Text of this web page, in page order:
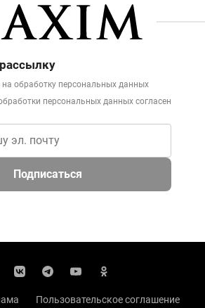
на обработку персональных данных
персональных данных согласен
Подписаться
Пользовательское соглашение